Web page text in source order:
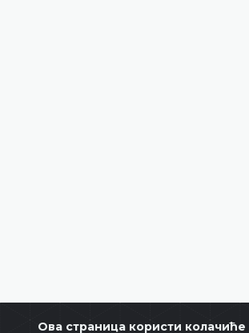
Ова страница користи колачиће